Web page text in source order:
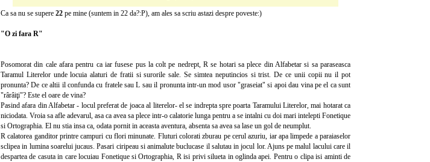
Ca sa nu se supere 22 pe mine (suntem in 22 da?:P), am ales sa scriu astazi despre poveste:)
"O zi fara R"
Posomorat din cale afara pentru ca iar fusese pus la colt pe nedrept, R se hotari sa plece din Alfabetar si sa paraseasca
Taramul Literelor unde locuia alaturi de fratii si surorile sale. Se simtea neputincios si trist. De ce unii copii nu il pot
pronunta? De ce altii il confunda cu fratele sau L sau il pronunta intr-un mod usor "graseiat" si apoi dau vina pe el ca sunt
"rârâiţi"? Este el oare de vina?
Pasind afara din Alfabetar - locul preferat de joaca al literelor- el se indrepta spre poarta Taramului Literelor, mai hotarat ca
niciodata. Vroia sa afle adevarul, asa ca avea sa plece intr-o calatorie lunga pentru a se intalni cu doi mari intelepti Fonetique
si Ortographia. El nu stia insa ca, odata pornit in aceasta aventura, absenta sa avea sa lase un gol de neumplut.
R calatorea ganditor printre campuri cu flori minunate. Fluturi colorati zburau pe cerul azuriu, iar apa limpede a paraiaselor
sclipea in lumina soarelui jucaus. Pasari ciripeau si animalute buclucase il salutau in jocul lor. Ajuns pe malul lacului care il
despartea de casuta in care locuiau Fonetique si Ortographia, R isi privi silueta in oglinda apei. Pentru o clipa isi aminti de